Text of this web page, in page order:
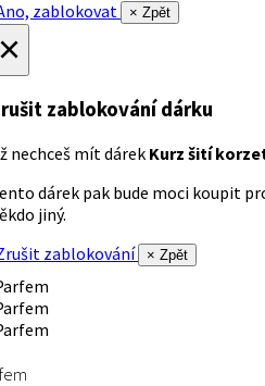
zablokovat
× Zpět
zablokování dárku
nechceš mít dárek Kurz šití
dárek pak bude moci koupit
jiný.
zablokování
× Zpět